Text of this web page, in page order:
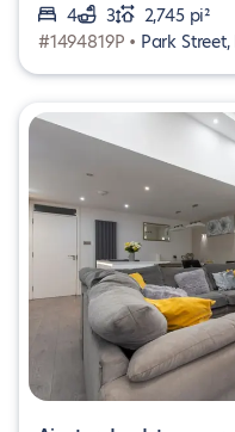
4
3
2,745 pi²
#1494819P • Park